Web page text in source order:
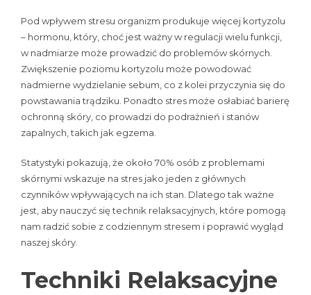
Pod wpływem stresu organizm produkuje więcej kortyzolu
– hormonu, który, choć jest ważny w regulacji wielu funkcji,
w nadmiarze może prowadzić do problemów skórnych.
Zwiększenie poziomu kortyzolu może powodować
nadmierne wydzielanie sebum, co z kolei przyczynia się do
powstawania trądziku. Ponadto stres może osłabiać barierę
ochronną skóry, co prowadzi do podrażnień i stanów
zapalnych, takich jak egzema.
Statystyki pokazują, że około 70% osób z problemami
skórnymi wskazuje na stres jako jeden z głównych
czynników wpływających na ich stan. Dlatego tak ważne
jest, aby nauczyć się technik relaksacyjnych, które pomogą
nam radzić sobie z codziennym stresem i poprawić wygląd
naszej skóry.
Techniki Relaksacyjne